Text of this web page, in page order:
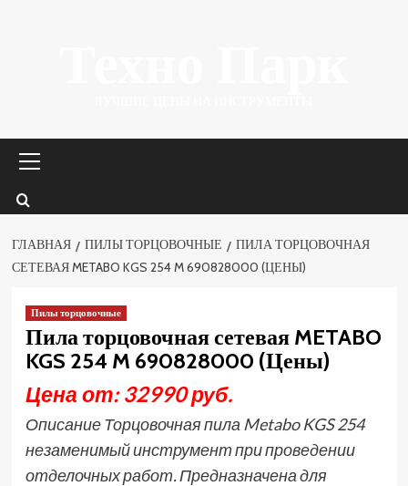
меню
ГЛАВНАЯ ПИЛЫ ТОРЦОВОЧНЫЕ
ПИЛА ТОРЦОВОЧНАЯ
СЕТЕВАЯ METABO KGS 254 M 690828000 (ЦЕНЫ)
Пилы торцовочные
Пила торцовочная сетевая METABO
KGS 254 M 690828000 (Цены)
Цена от: 32990 руб.
Описание Торцовочная пила Metabo KGS 254
незаменимый инструмент при проведении
отделочных работ. Предназначена для